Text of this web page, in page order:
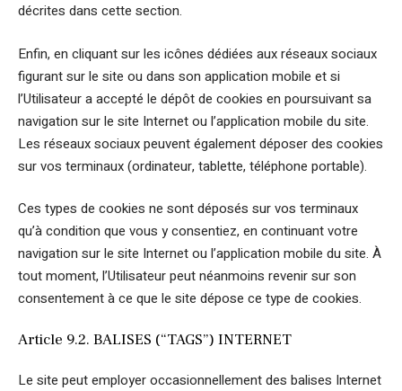
décrites dans cette section.
Enfin, en cliquant sur les icônes dédiées aux réseaux sociaux
figurant sur le site ou dans son application mobile et si
l’Utilisateur a accepté le dépôt de cookies en poursuivant sa
navigation sur le site Internet ou l’application mobile du site.
Les réseaux sociaux peuvent également déposer des cookies
sur vos terminaux (ordinateur, tablette, téléphone portable).
Ces types de cookies ne sont déposés sur vos terminaux
qu’à condition que vous y consentiez, en continuant votre
navigation sur le site Internet ou l’application mobile du site. À
tout moment, l’Utilisateur peut néanmoins revenir sur son
consentement à ce que le site dépose ce type de cookies.
Article 9.2. BALISES (“TAGS”) INTERNET
Le site peut employer occasionnellement des balises Internet